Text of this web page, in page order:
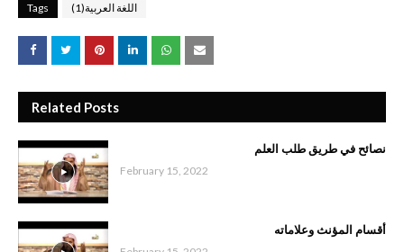
Tags اللغة العربية(1)
Related Posts
نصائح في طريق طلب العلم
February 15, 2022
أقسام المؤنث وعلاماته